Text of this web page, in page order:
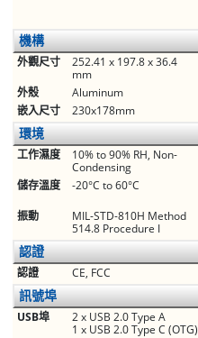
機構
外觀尺寸
252.41 x 197.8 x 36.4
mm
外殼
Aluminum
嵌入尺寸
230x178mm
環境
工作濕度
10% to 90% RH, Non-
Condensing
儲存溫度
-20°C to 60°C
振動
MIL-STD-810H Method
514.8 Procedure I
認證
認證 CE, FCC
訊號埠
USB埠
2 x USB 2.0 Type A
1 x USB 2.0 Type C (OTG)